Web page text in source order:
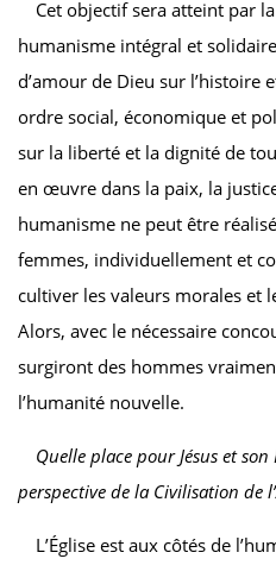
Cet objectif sera atteint par
humanisme intégral et
d’amour de Dieu sur l’histoire
ordre social, économique et
sur la liberté et la dignité de
en œuvre dans la paix, la
humanisme ne peut être
femmes, individuellement et
cultiver les valeurs morales et
Alors, avec le nécessaire
surgiront des hommes
l’humanité nouvelle.
Quelle place pour Jésus et
perspective de la Civilisation de
L’Église est aux côtés de